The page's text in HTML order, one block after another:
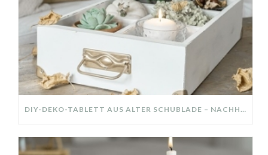
DIY-DEKO-TABLETT AUS ALTER SCHUBLADE – NACHHALTIGE HERBSTDEKO SELBER MACHEN!